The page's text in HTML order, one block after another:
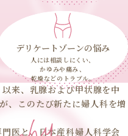
デリケートゾーンの悩み
人には相談しにくい、
かゆみや痛み、
乾燥などのトラブル。
来、乳腺および甲状腺を中
、このたび新たに婦人科を増
医と、日本産科婦人科学会